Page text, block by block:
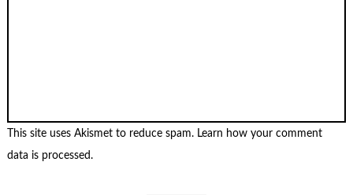
This site uses Akismet to reduce spam. Learn how your comment
data is processed .